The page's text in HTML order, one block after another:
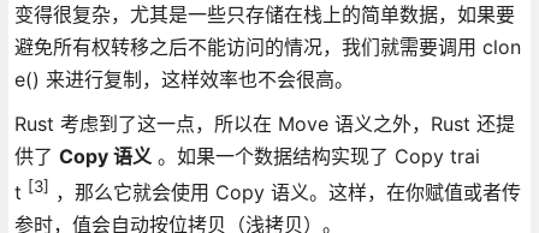
变得很复杂，尤其是一些只存储在栈上的简单数据，如果要
避免所有权转移之后不能访问的情况，我们就需要调用 clon
e() 来进行复制，这样效率也不会很高。
Rust 考虑到了这一点，所以在 Move 语义之外，Rust 还提
供了 Copy 语义 。如果一个数据结构实现了 Copy trai
t [3]
，那么它就会使用 Copy 语义。这样，在你赋值或者传
参时，值会自动按位拷贝（浅拷贝）。